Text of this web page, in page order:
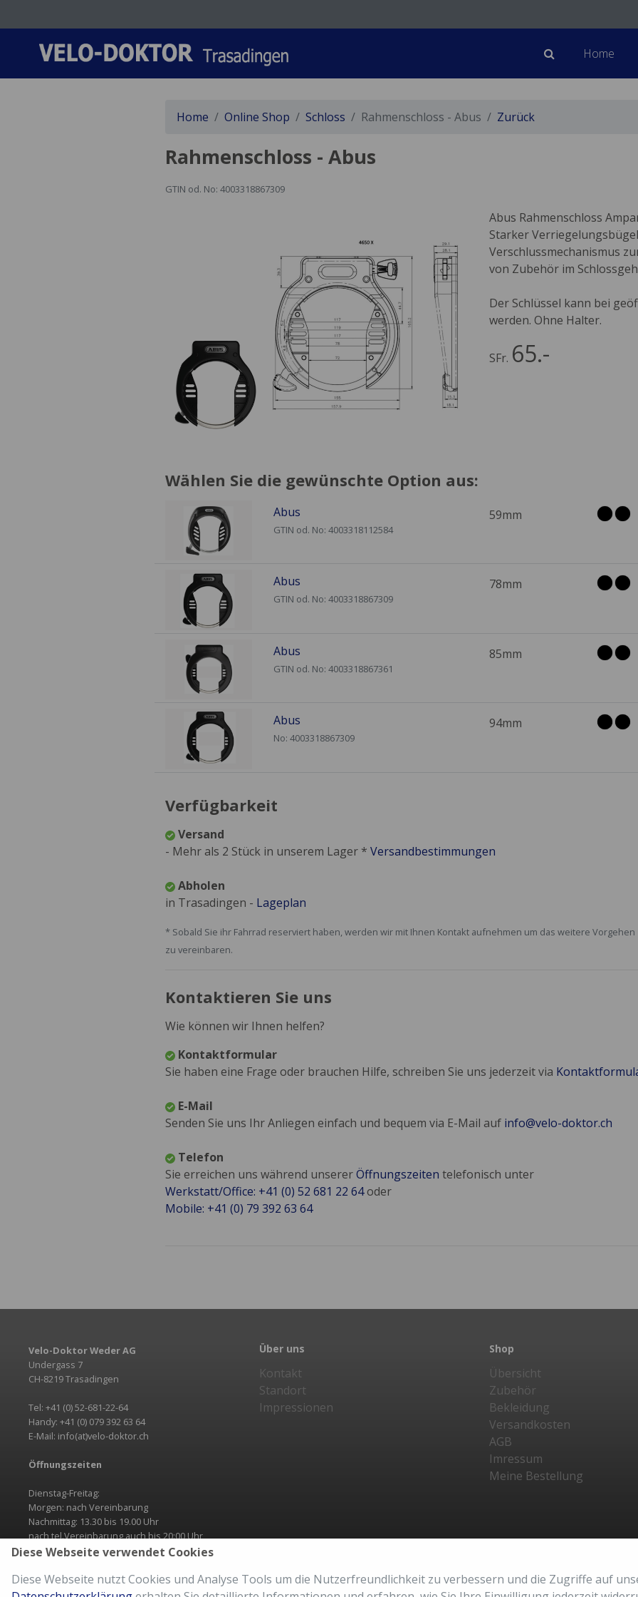
Diese Webseite verwendet Cookies
Diese Webseite nutzt Cookies und Analyse Tools um die Nutzerfreundlichkeit zu verbessern und die Zugriffe auf
Home
Home Online Shop Schloss Rahmenschloss - Abus Zurück
Rahmenschloss - Abus
GTIN od. No: 4003318867309
Abus Rahmenschloss
Starker
Verschlussmechanismus
von Zubehör im
Der Schlüssel kann bei
werden. Ohne Halter.
SFr. 65.-
Wählen Sie die gewünschte Option aus:
Abus
GTIN od. No: 4003318112584
59mm
Abus
GTIN od. No: 4003318867309
78mm
Abus
GTIN od. No: 4003318867361
85mm
Abus
No: 4003318867309
94mm
Verfügbarkeit
Versand
- Mehr als 2 Stück in unserem Lager * Versandbestimmungen
Abholen
in Trasadingen - Lageplan
* Sobald Sie ihr Fahrrad reserviert haben, werden wir mit Ihnen Kontakt aufnehmen um das weitere
zu vereinbaren.
Kontaktieren Sie uns
Wie können wir Ihnen helfen?
Kontaktformular
Sie haben eine Frage oder brauchen Hilfe, schreiben Sie uns jederzeit via
E-Mail
Senden Sie uns Ihr Anliegen einfach und bequem via E-Mail auf info@velo-doktor.ch
Telefon
Sie erreichen uns während unsererÖffnungszeiten telefonisch unter
Werkstatt/Office: +41 (0) 52 681 22 64oder
Mobile: +41 (0) 79 392 63 64
Velo-Doktor Weder AG
Undergass 7
CH-8219 Trasadingen
Tel: +41 (0) 52-681-22-64
Handy: +41 (0) 079 392 63 64
E-Mail: info(at)velo-doktor.ch
Öffnungszeiten
Dienstag-Freitag:
Morgen: nach Vereinbarung
Nachmittag: 13.30 bis 19.00 Uhr
nach tel.Vereinbarung auch bis 20:00 Uhr
Kontakt
Über uns
Kontakt
Standort
Impressionen
Shop
Übersicht
Zubehör
Bekleidung
Versandkosten
AGB
Imressum
Meine Bestellung